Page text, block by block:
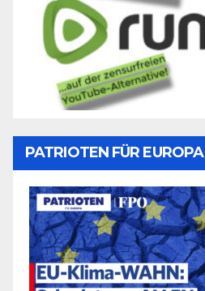
PATRIOTEN FÜR EUROPA